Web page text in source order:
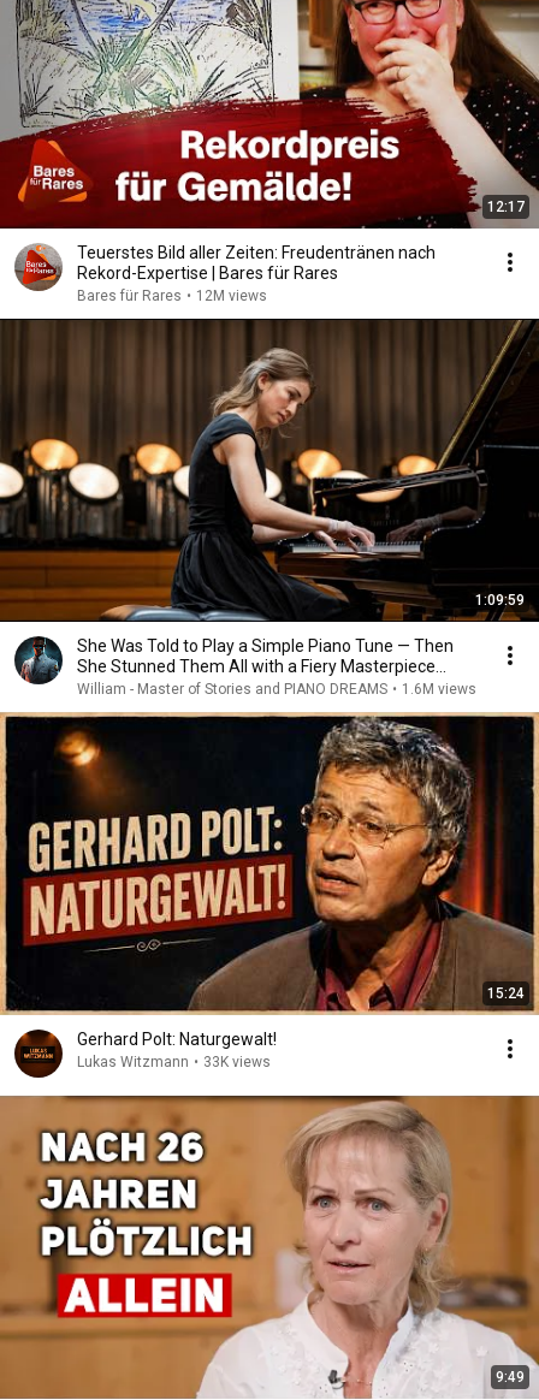
12:17
Teuerstes Bild aller Zeiten: Freudentränen nach
Rekord-Expertise | Bares für Rares
Bares für Rares • 12M views
1:09:59
She Was Told to Play a Simple Piano Tune — Then
She Stunned Them All with a Fiery Masterpiece...
William - Master of Stories and PIANO DREAMS • 1.6M views
15:24
Gerhard Polt: Naturgewalt!
Lukas Witzmann • 33K views
9:49